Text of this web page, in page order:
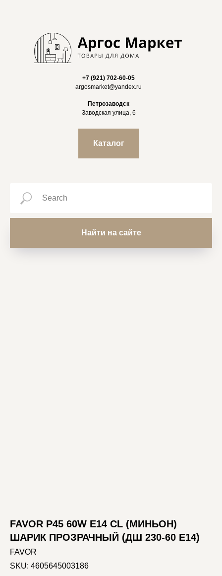
+7 (921) 702-60-05
argosmarket@yandex.ru
Петрозаводск
Заводская улица, 6
Каталог
Найти на сайте
FAVOR P45 60W E14 CL (МИНЬОН)
ШАРИК ПРОЗРАЧНЫЙ (ДШ 230-60 E14)
FAVOR
SKU: 4605645003186